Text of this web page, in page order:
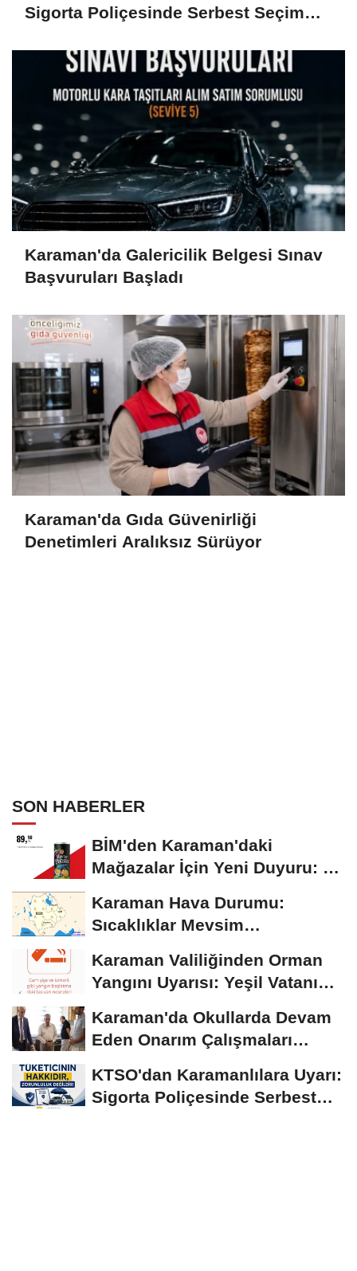
Sigorta Poliçesinde Serbest Seçim
Karaman'da Galericilik Belgesi Sınav
Başvuruları Başladı
Karaman'da Gıda Güvenirliği
Denetimleri Aralıksız Sürüyor
SON HABERLER
BİM'den Karaman'daki
Mağazalar İçin Yeni Duyuru: 11
Karaman Hava Durumu:
Sıcaklıklar Mevsim
Seyrediyor
Karaman Valiliğinden Orman
Yangını Uyarısı: Yeşil Vatanı
Karaman'da Okullarda Devam
Eden Onarım Çalışmaları
KTSO'dan Karamanlılara Uyarı:
Sigorta Poliçesinde Serbest